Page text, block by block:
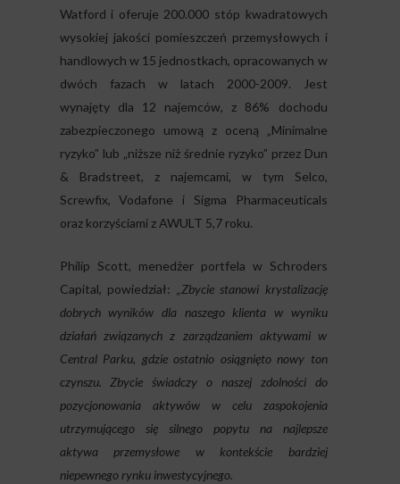
Watford i oferuje 200.000 stóp kwadratowych
wysokiej jakości pomieszczeń przemysłowych i
handlowych w 15 jednostkach, opracowanych w
dwóch fazach w latach 2000-2009. Jest
wynajęty dla 12 najemców, z 86% dochodu
zabezpieczonego umową z oceną „Minimalne
ryzyko” lub „niższe niż średnie ryzyko” przez Dun
& Bradstreet, z najemcami, w tym Selco,
Screwfix, Vodafone i Sigma Pharmaceuticals
oraz korzyściami z AWULT 5,7 roku.
Philip Scott, menedżer portfela w Schroders
Capital, powiedział:
„Zbycie stanowi krystalizację
dobrych wyników dla naszego klienta w wyniku
działań związanych z zarządzaniem aktywami w
Central Parku, gdzie ostatnio osiągnięto nowy ton
czynszu. Zbycie świadczy o naszej zdolności do
pozycjonowania aktywów w celu zaspokojenia
utrzymującego się silnego popytu na najlepsze
aktywa przemysłowe w kontekście bardziej
niepewnego rynku inwestycyjnego.